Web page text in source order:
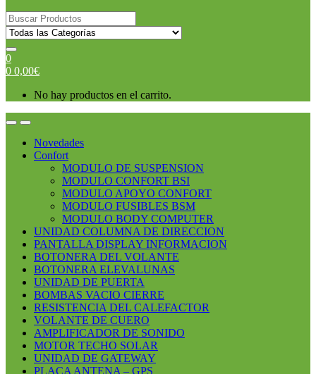
Search
for:
0
0 0,00€
No hay productos en el carrito.
OpenClose
Novedades
Confort
MODULO DE SUSPENSION
MODULO CONFORT BSI
MODULO APOYO CONFORT
MODULO FUSIBLES BSM
MODULO BODY COMPUTER
UNIDAD COLUMNA DE DIRECCION
PANTALLA DISPLAY INFORMACION
BOTONERA DEL VOLANTE
BOTONERA ELEVALUNAS
UNIDAD DE PUERTA
BOMBAS VACIO CIERRE
RESISTENCIA DEL CALEFACTOR
VOLANTE DE CUERO
AMPLIFICADOR DE SONIDO
MOTOR TECHO SOLAR
UNIDAD DE GATEWAY
PLACA ANTENA – GPS